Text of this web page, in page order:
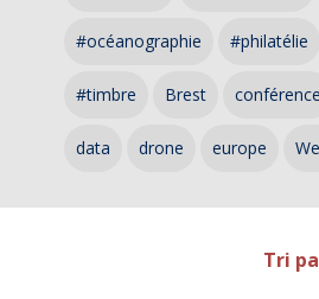
#océanographie #philatélie
#timbre Brest conférence
data drone europe
Tri